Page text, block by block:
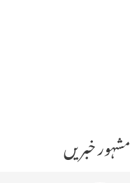
مشہور خبریں